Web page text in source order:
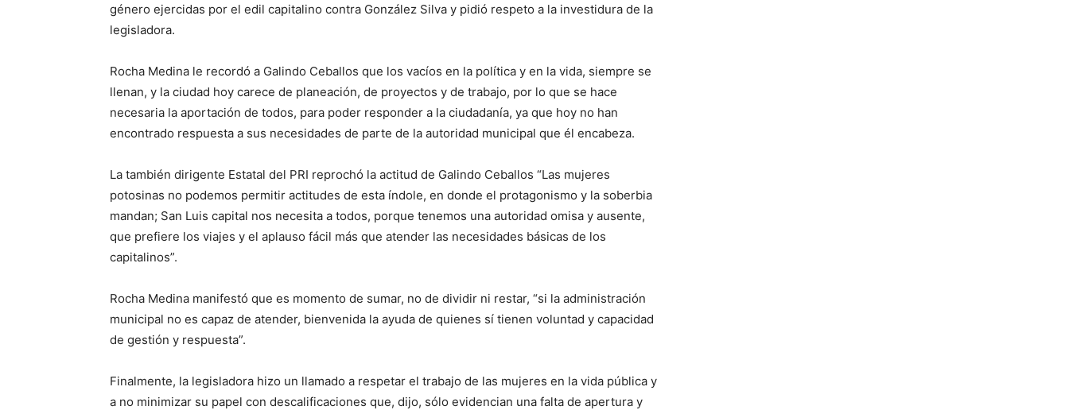
género ejercidas por el edil capitalino contra González Silva y pidió respeto a la investidura de la
legisladora.
Rocha Medina le recordó a Galindo Ceballos que los vacíos en la política y en la vida, siempre se
llenan, y la ciudad hoy carece de planeación, de proyectos y de trabajo, por lo que se hace
necesaria la aportación de todos, para poder responder a la ciudadanía, ya que hoy no han
encontrado respuesta a sus necesidades de parte de la autoridad municipal que él encabeza.
La también dirigente Estatal del PRI reprochó la actitud de Galindo Ceballos “Las mujeres
potosinas no podemos permitir actitudes de esta índole, en donde el protagonismo y la soberbia
mandan; San Luis capital nos necesita a todos, porque tenemos una autoridad omisa y ausente,
que prefiere los viajes y el aplauso fácil más que atender las necesidades básicas de los
capitalinos”.
Rocha Medina manifestó que es momento de sumar, no de dividir ni restar, “si la administración
municipal no es capaz de atender, bienvenida la ayuda de quienes sí tienen voluntad y capacidad
de gestión y respuesta”.
Finalmente, la legisladora hizo un llamado a respetar el trabajo de las mujeres en la vida pública y
a no minimizar su papel con descalificaciones que, dijo, sólo evidencian una falta de apertura y